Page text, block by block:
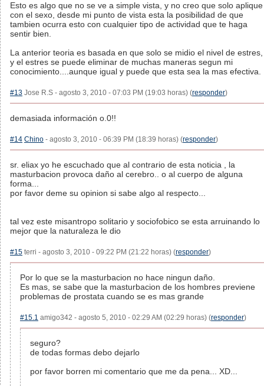
Esto es algo que no se ve a simple vista, y no creo que solo aplique
con el sexo, desde mi punto de vista esta la posibilidad de que
tambien ocurra esto con cualquier tipo de actividad que te haga
sentir bien.
La anterior teoria es basada en que solo se midio el nivel de estres,
y el estres se puede eliminar de muchas maneras segun mi
conocimiento....aunque igual y puede que esta sea la mas efectiva.
#13 Jose R.S - agosto 3, 2010 - 07:03 PM (19:03 horas) (responder)
demasiada información o.0!!
#14 Chino - agosto 3, 2010 - 06:39 PM (18:39 horas) (responder)
sr. eliax yo he escuchado que al contrario de esta noticia , la
masturbacion provoca daño al cerebro.. o al cuerpo de alguna
forma...
por favor deme su opinion si sabe algo al respecto...
tal vez este misantropo solitario y sociofobico se esta arruinando lo
mejor que la naturaleza le dio
#15 terri - agosto 3, 2010 - 09:22 PM (21:22 horas) (responder)
Por lo que se la masturbacion no hace ningun daño.
Es mas, se sabe que la masturbacion de los hombres previene
problemas de prostata cuando se es mas grande
#15.1 amigo342 - agosto 5, 2010 - 02:29 AM (02:29 horas) (responder)
seguro?
de todas formas debo dejarlo
por favor borren mi comentario que me da pena... XD...